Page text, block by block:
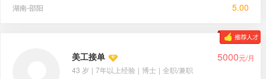
湖南-邵阳 5.00
美工接单 5000元/月
43 岁 | 7年以上经验 | 博士 | 全职/兼职